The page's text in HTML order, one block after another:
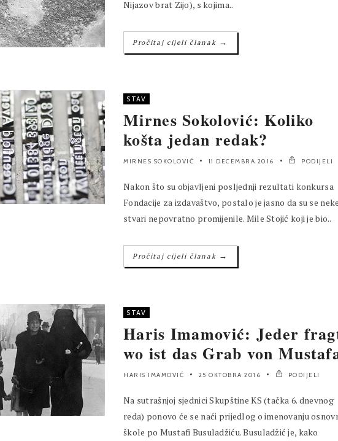
Nijazov brat Zijo), s kojima..
Pročitaj cijeli članak →
STAV
Mirnes Sokolović: Koliko
košta jedan redak?
MIRNES SOKOLOVIĆ 11 DECEMBRA 2016 PODIJELI
Nakon što su objavljeni posljednji rezultati konkursa
Fondacije za izdavaštvo, postalo je jasno da su se neke
stvari nepovratno promijenile. Mile Stojić koji je bio..
Pročitaj cijeli članak →
STAV
Haris Imamović: Jeder
wo ist das Grab von
HARIS IMAMOVIĆ 25 OKTOBRA 2016 PODIJELI
Na sutrašnjoj sjednici Skupštine KS (tačka 6. dnevnog
reda) ponovo će se naći prijedlog o imenovanju
škole po Mustafi Busuladžiću. Busuladžić je, kako